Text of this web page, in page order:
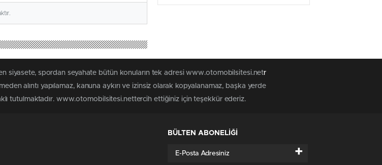
siyasete, spordan seyahate bütün konuların tek adresi www.otomobilsitesi.netr
alıntı yapılamaz, kanuna aykırı ve izinsiz olarak kopyalanamaz, başka yerde
tutulmaktadır. www.otomobilsitesi.nettercih ettiğiniz için teşekkür ederiz.
BÜLTEN ABONELİĞİ
+